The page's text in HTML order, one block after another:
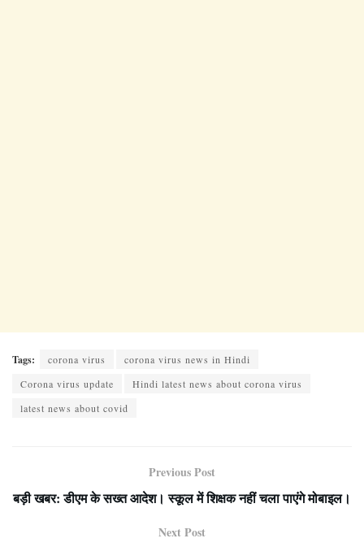
Tags: corona virus
corona virus news in Hindi
Corona virus update
Hindi latest news about corona virus
latest news about covid
Previous Post
बड़ी खबर: डीएम के सख्त आदेश। स्कूल में शिक्षक नहीं चला पाएंगे मोबाइल।
Next Post